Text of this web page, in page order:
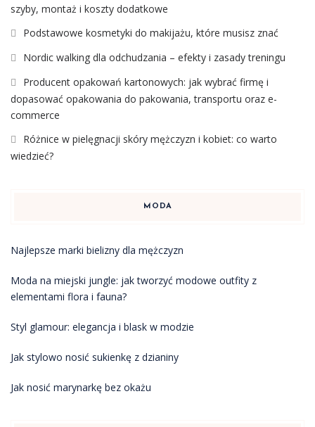
szyby, montaż i koszty dodatkowe
Podstawowe kosmetyki do makijażu, które musisz znać
Nordic walking dla odchudzania – efekty i zasady treningu
Producent opakowań kartonowych: jak wybrać firmę i
dopasować opakowania do pakowania, transportu oraz e-
commerce
Różnice w pielęgnacji skóry mężczyzn i kobiet: co warto
wiedzieć?
MODA
Najlepsze marki bielizny dla mężczyzn
Moda na miejski jungle: jak tworzyć modowe outfity z
elementami flora i fauna?
Styl glamour: elegancja i blask w modzie
Jak stylowo nosić sukienkę z dzianiny
Jak nosić marynarkę bez okażu